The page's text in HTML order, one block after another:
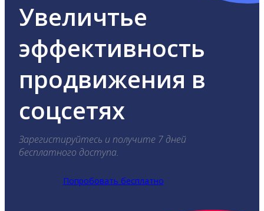
Увеличтье
эффективность
продвижения в
соцсетях
Зарегистируйтесь и получите 7 дней
бесплатного доступа.
Попробовать бесплатно